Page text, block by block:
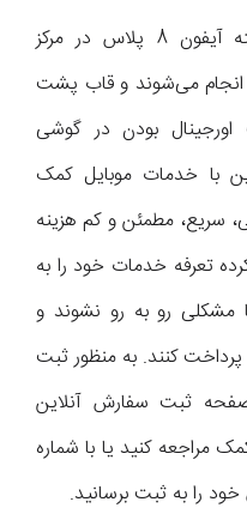
تعمیراتی مثل تعمیر قاب شکسته آیفون 8 پلاس در مرکز
عموما ظرف 4 ساعت انجام می‌شوند و قاب پشت
بودن در گوشی
با خدمات موبایل کمک
سریع، مطمئن و کم هزینه
تعرفه خدمات خود را به
مشکلی رو به رو نشوند و
پرداخت کنند. به منظور ثبت
ثبت سفارش آنلاین
مراجعه کنید یا با شماره